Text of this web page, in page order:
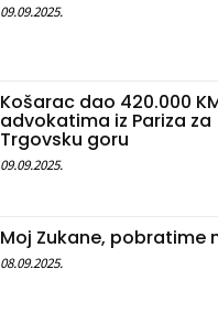
09.09.2025.
Košarac dao 420.000
advokatima iz Pariza za
Trgovsku goru
09.09.2025.
Moj Zukane, pobratime
08.09.2025.